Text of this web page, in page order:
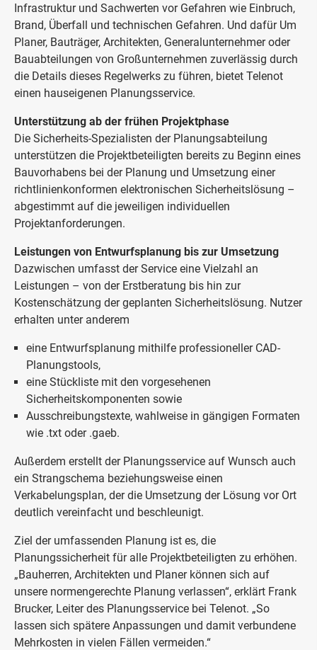
Infrastruktur und Sachwerten vor Gefahren wie Einbruch,
Brand, Überfall und technischen Gefahren. Und dafür Um
Planer, Bauträger, Architekten, Generalunternehmer oder
Bauabteilungen von Großunternehmen zuverlässig durch
die Details dieses Regelwerks zu führen, bietet Telenot
einen hauseigenen Planungsservice.
Unterstützung ab der frühen Projektphase
Die Sicherheits-Spezialisten der Planungsabteilung
unterstützen die Projektbeteiligten bereits zu Beginn eines
Bauvorhabens bei der Planung und Umsetzung einer
richtlinienkonformen elektronischen Sicherheitslösung –
abgestimmt auf die jeweiligen individuellen
Projektanforderungen.
Leistungen von Entwurfsplanung bis zur Umsetzung
Dazwischen umfasst der Service eine Vielzahl an
Leistungen – von der Erstberatung bis hin zur
Kostenschätzung der geplanten Sicherheitslösung. Nutzer
erhalten unter anderem
eine Entwurfsplanung mithilfe professioneller CAD-
Planungstools,
eine Stückliste mit den vorgesehenen
Sicherheitskomponenten sowie
Ausschreibungstexte, wahlweise in gängigen Formaten
wie .txt oder .gaeb.
Außerdem erstellt der Planungsservice auf Wunsch auch
ein Strangschema beziehungsweise einen
Verkabelungsplan, der die Umsetzung der Lösung vor Ort
deutlich vereinfacht und beschleunigt.
Ziel der umfassenden Planung ist es, die
Planungssicherheit für alle Projektbeteiligten zu erhöhen.
„Bauherren, Architekten und Planer können sich auf
unsere normengerechte Planung verlassen“, erklärt Frank
Brucker, Leiter des Planungsservice bei Telenot. „So
lassen sich spätere Anpassungen und damit verbundene
Mehrkosten in vielen Fällen vermeiden.“